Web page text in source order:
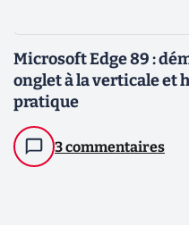
Microsoft Edge 89 :
onglet à la verticale et
pratique
3 commentaires